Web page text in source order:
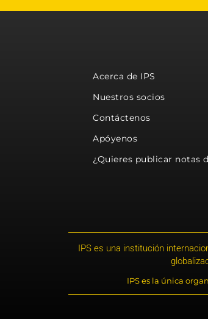
Acerca de IPS
Nuestros socios
Contáctenos
Apóyenos
¿Quieres publicar notas
IPS es una institución
IPS es la única